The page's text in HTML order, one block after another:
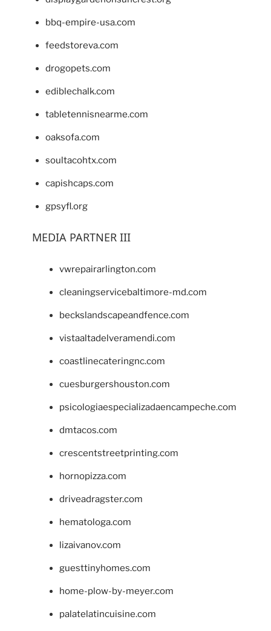
bbq-empire-usa.com
feedstoreva.com
drogopets.com
ediblechalk.com
tabletennisnearme.com
oaksofa.com
soultacohtx.com
capishcaps.com
gpsyfl.org
MEDIA PARTNER III
vwrepairarlington.com
cleaningservicebaltimore-md.com
beckslandscapeandfence.com
vistaaltadelveramendi.com
coastlinecateringnc.com
cuesburgershouston.com
psicologiaespecializadaencampeche.com
dmtacos.com
crescentstreetprinting.com
hornopizza.com
driveadragster.com
hematologa.com
lizaivanov.com
guesttinyhomes.com
home-plow-by-meyer.com
palatelatincuisine.com